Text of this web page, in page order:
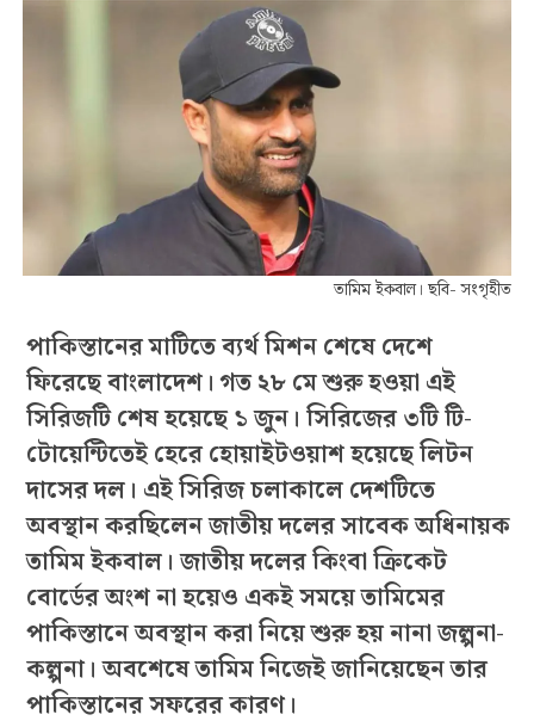
তামিম ইকবাল। ছবি- সংগৃহীত
পাকিস্তানের মাটিতে ব্যর্থ মিশন শেষে দেশে
ফিরেছে বাংলাদেশ। গত ২৮ মে শুরু হওয়া এই
সিরিজটি শেষ হয়েছে ১ জুন। সিরিজের ৩টি টি-
টোয়েন্টিতেই হেরে হোয়াইটওয়াশ হয়েছে লিটন
দাসের দল। এই সিরিজ চলাকালে দেশটিতে
অবস্থান করছিলেন জাতীয় দলের সাবেক অধিনায়ক
তামিম ইকবাল। জাতীয় দলের কিংবা ক্রিকেট
বোর্ডের অংশ না হয়েও একই সময়ে তামিমের
পাকিস্তানে অবস্থান করা নিয়ে শুরু হয় নানা জল্পনা-
কল্পনা। অবশেষে তামিম নিজেই জানিয়েছেন তার
পাকিস্তানের সফরের কারণ।